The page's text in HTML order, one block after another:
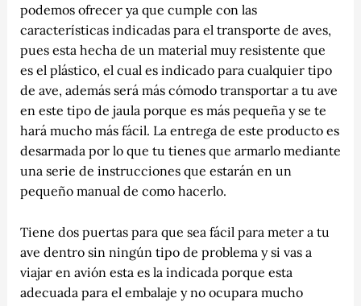
podemos ofrecer ya que cumple con las
características indicadas para el transporte de aves,
pues esta hecha de un material muy resistente que
es el plástico, el cual es indicado para cualquier tipo
de ave, además será más cómodo transportar a tu ave
en este tipo de jaula porque es más pequeña y se te
hará mucho más fácil. La entrega de este producto es
desarmada por lo que tu tienes que armarlo mediante
una serie de instrucciones que estarán en un
pequeño manual de como hacerlo.
Tiene dos puertas para que sea fácil para meter a tu
ave dentro sin ningún tipo de problema y si vas a
viajar en avión esta es la indicada porque esta
adecuada para el embalaje y no ocupara mucho